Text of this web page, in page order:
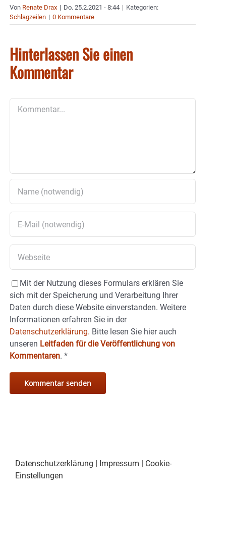
Von Renate Drax | Do. 25.2.2021 - 8:44 | Kategorien:
Schlagzeilen | 0 Kommentare
Hinterlassen Sie einen
Kommentar
Mit der Nutzung dieses Formulars erklären Sie
sich mit der Speicherung und Verarbeitung Ihrer
Daten durch diese Website einverstanden. Weitere
Informationen erfahren Sie in der
Datenschutzerklärung. Bitte lesen Sie hier auch
unseren Leitfaden für die Veröffentlichung von
Kommentaren. *
Datenschutzerklärung Impressum
Cookie-
Einstellungen